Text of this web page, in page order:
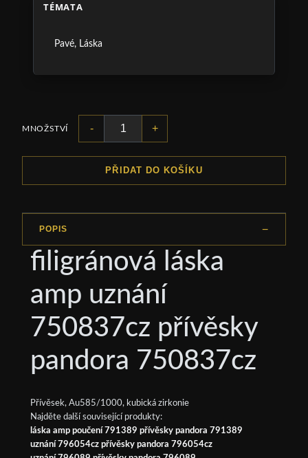
TÉMATA
Pavé, Láska
MNOŽSTVÍ - +
PŘIDAT DO KOŠÍKU
POPIS
filigránová láska
amp uznání
750837cz přívěsky
pandora 750837cz
Přívěsek, Au585/1000, kubická zirkonie
Najděte další související produkty:
láska amp poučení 791389 přívěsky pandora 791389
uznání 796054cz přívěsky pandora 796054cz